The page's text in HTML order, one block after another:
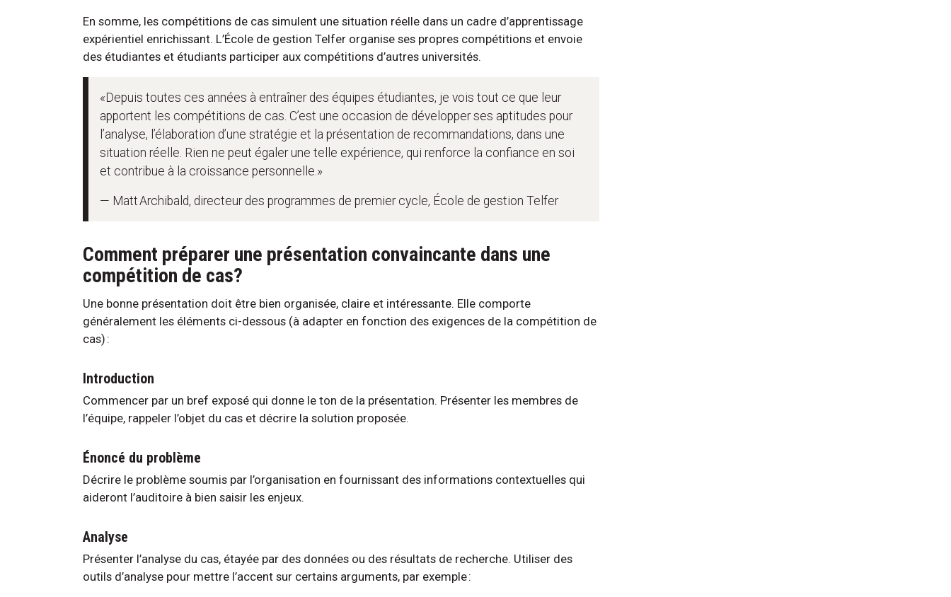
En somme, les compétitions de cas simulent une situation réelle dans un cadre d’apprentissage
expérientiel enrichissant. L’École de gestion Telfer organise ses propres compétitions et envoie
des étudiantes et étudiants participer aux compétitions d’autres universités.
«Depuis toutes ces années à entraîner des équipes étudiantes, je vois tout ce que leur
apportent les compétitions de cas. C’est une occasion de développer ses aptitudes pour
l’analyse, l’élaboration d’une stratégie et la présentation de recommandations, dans une
situation réelle. Rien ne peut égaler une telle expérience, qui renforce la confiance en soi
et contribue à la croissance personnelle.»
— Matt Archibald, directeur des programmes de premier cycle, École de gestion Telfer
Comment préparer une présentation convaincante dans une
compétition de cas?
Une bonne présentation doit être bien organisée, claire et intéressante. Elle comporte
généralement les éléments ci-dessous (à adapter en fonction des exigences de la compétition de
cas) :
Introduction
Commencer par un bref exposé qui donne le ton de la présentation. Présenter les membres de
l’équipe, rappeler l’objet du cas et décrire la solution proposée.
Énoncé du problème
Décrire le problème soumis par l’organisation en fournissant des informations contextuelles qui
aideront l’auditoire à bien saisir les enjeux.
Analyse
Présenter l’analyse du cas, étayée par des données ou des résultats de recherche. Utiliser des
outils d’analyse pour mettre l’accent sur certains arguments, par exemple :